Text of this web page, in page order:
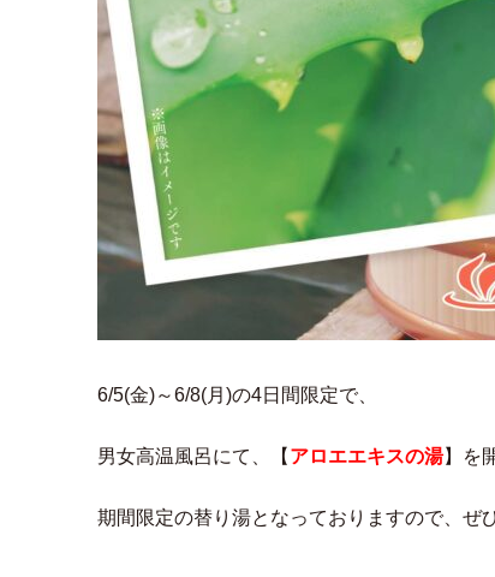
6/5(金)～6/8(月)の4日間限定で、
男女高温風呂にて、【 アロエエキスの湯】を
期間限定の替り湯となっておりますので、ぜ